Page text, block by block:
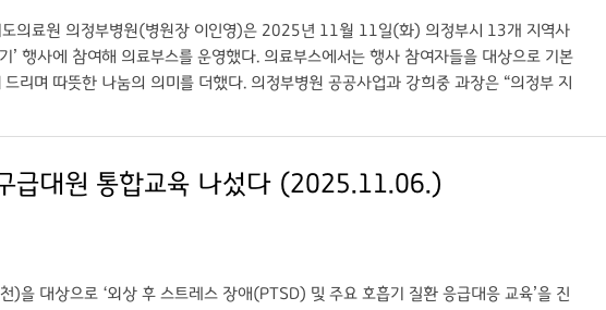
의료원 의정부병원(병원장 이인영)은 2025년 11월 11일(화) 의정부시 13개 지역사
행사에 참여해 의료부스를 운영했다. 의료부스에서는 행사 참여자들을 대상으로 기본
리며 따뜻한 나눔의 의미를 더했다. 의정부병원 공공사업과 강희중 과장은 “의정부 지
김장나누기 행복곱하기 의료부스 지원 ○ 기자: 국제뉴스 이운안 기자
급대원 통합교육 나섰다 (2025.11.06.)
)을 대상으로 ‘외상 후 스트레스 장애(PTSD) 및 주요 호흡기 질환 응급대응 교육’을 진